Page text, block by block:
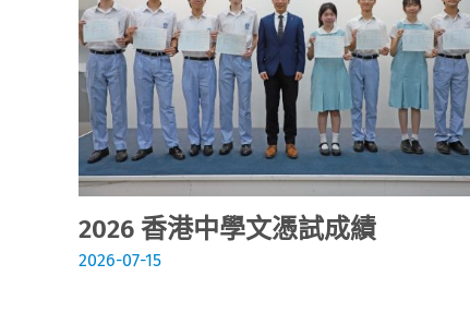
2026 香港中學文憑試成績
2026-07-15